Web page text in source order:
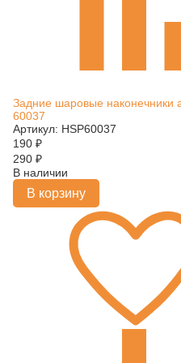
Задние шаровые наконечники
60037
Артикул: HSP60037
190 ₽
290 ₽
В наличии
В корзину